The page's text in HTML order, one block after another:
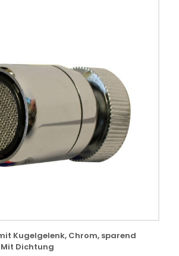
Kugelgelenk, Chrom, sparend
Dichtung